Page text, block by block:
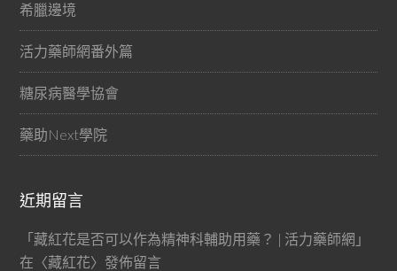
希臘邊境
活力藥師網番外篇
糖尿病醫學協會
藥助Next學院
近期留言
「藏紅花是否可以作為精神科輔助用藥？ | 活力藥師網 」
在〈藏紅花〉發佈留言